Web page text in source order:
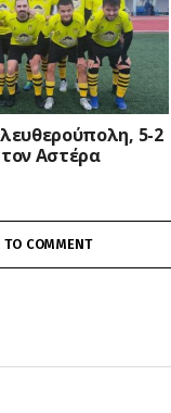
5-2
Αστέρα
TO COMMENT